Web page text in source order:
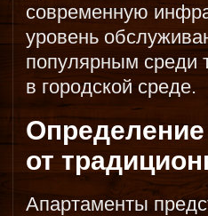
современную
уровень
популярным среди
в городской среде.
от
Апартаменты